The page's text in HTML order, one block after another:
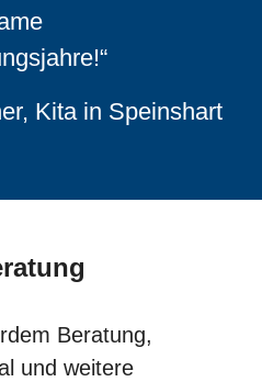
Kita in Speinshart
Beratung,
und weitere